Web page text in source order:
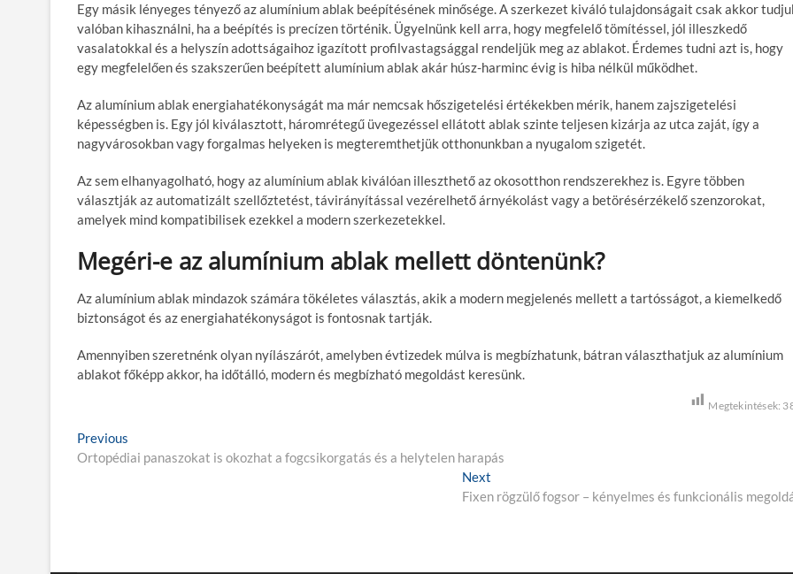
Egy másik lényeges tényező az alumínium ablak beépítésének minősége. A szerkezet kiváló tulajdonságait csak akkor
valóban kihasználni, ha a beépítés is precízen történik. Ügyelnünk kell arra, hogy megfelelő tömítéssel, jól illeszkedő
vasalatokkal és a helyszín adottságaihoz igazított profilvastagsággal rendeljük meg az ablakot. Érdemes tudni azt is, hogy
egy megfelelően és szakszerűen beépített alumínium ablak akár húsz-harminc évig is hiba nélkül működhet.
Az alumínium ablak energiahatékonyságát ma már nemcsak hőszigetelési értékekben mérik, hanem zajszigetelési
képességben is. Egy jól kiválasztott, háromrétegű üvegezéssel ellátott ablak szinte teljesen kizárja az utca zaját, így a
nagyvárosokban vagy forgalmas helyeken is megteremthetjük otthonunkban a nyugalom szigetét.
Az sem elhanyagolható, hogy az alumínium ablak kiválóan illeszthető az okosotthon rendszerekhez is. Egyre többen
választják az automatizált szellőztetést, távirányítással vezérelhető árnyékolást vagy a betörésérzékelő szenzorokat,
amelyek mind kompatibilisek ezekkel a modern szerkezetekkel.
Megéri-e az alumínium ablak mellett döntenünk?
Az alumínium ablak mindazok számára tökéletes választás, akik a modern megjelenés mellett a tartósságot, a kiemelkedő
biztonságot és az energiahatékonyságot is fontosnak tartják.
Amennyiben szeretnénk olyan nyílászárót, amelyben évtizedek múlva is megbízhatunk, bátran választhatjuk az alumínium
ablakot főképp akkor, ha időtálló, modern és megbízható megoldást keresünk.
Megtekintések:
B
e
Previous
r
Ortopédiai panaszokat is okozhat a fogcsikorgatás és a helytelen harapás
Next
e
Fixen rögzülő fogsor – kényelmes és funkcionális